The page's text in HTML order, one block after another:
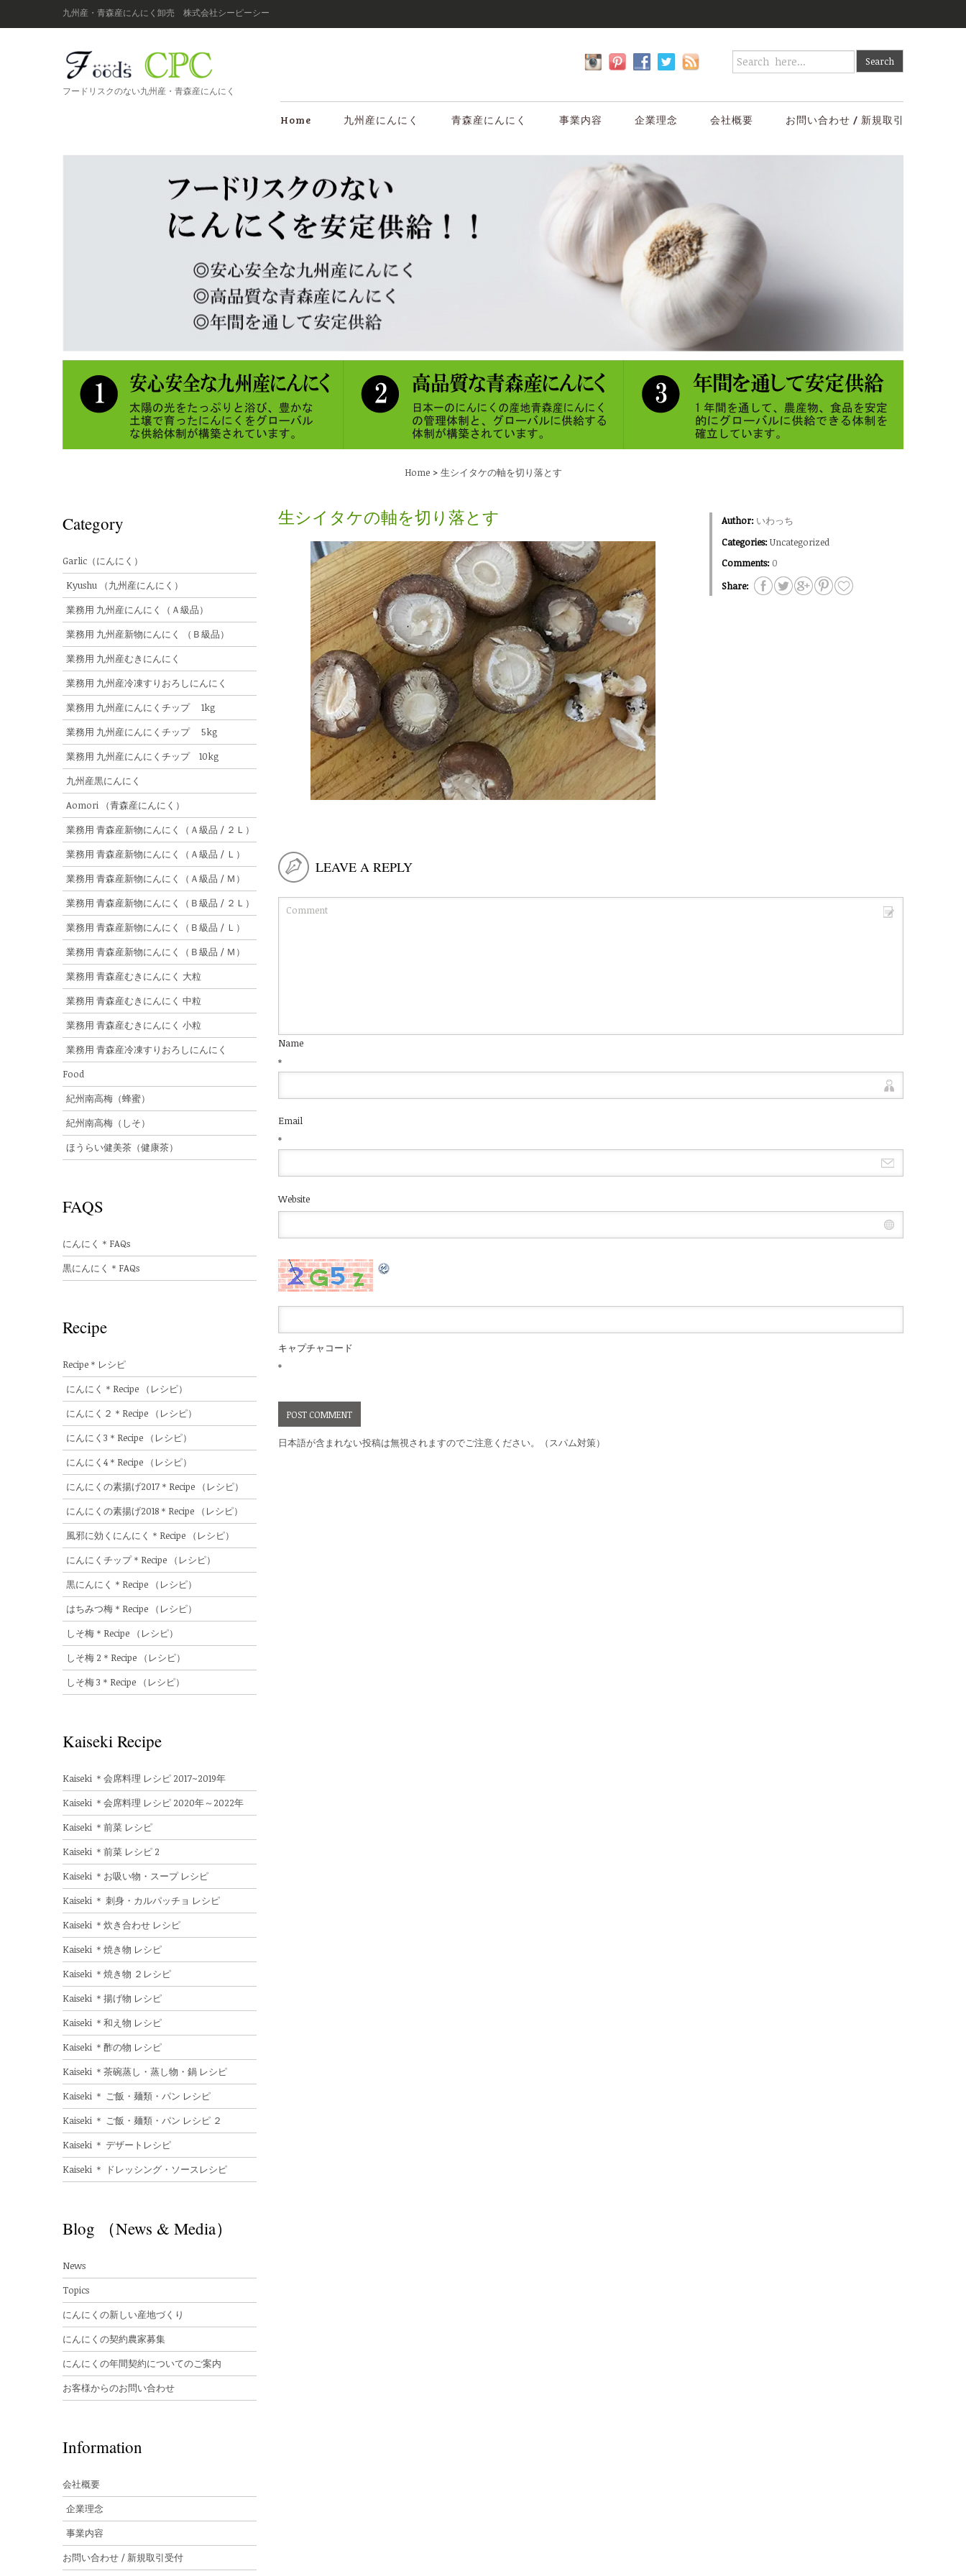
九州産・青森産にんにく卸売 株式会社シーピーシー
フードリスクのない九州産・青森産にんにく
Home 九州産にんにく 青森産にんにく 事業内容 企業理念 会社概要 お問い合わせ / 新規取引
Home> 生シイタケの軸を切り落とす
Author: いわっち
Categories:Uncategorized
Comments: 0
Share:
生シイタケの軸を切り落とす
LEAVE A REPLY
Name
*
Email
*
Website
キャプチャコード
*
日本語が含まれない投稿は無視されますのでご注意ください。（スパム対策）
Category
Garlic（にんにく）
Kyushu （九州産にんにく）
業務用 九州産にんにく（Ａ級品）
業務用 九州産新物にんにく （Ｂ級品）
業務用 九州産むきにんにく
業務用 九州産冷凍すりおろしにんにく
業務用 九州産にんにくチップ 1kg
業務用 九州産にんにくチップ 5kg
業務用 九州産にんにくチップ 10kg
九州産黒にんにく
Aomori （青森産にんにく）
業務用 青森産新物にんにく（Ａ級品 / ２Ｌ）
業務用 青森産新物にんにく（Ａ級品 / Ｌ）
業務用 青森産新物にんにく（Ａ級品 / Ｍ）
業務用 青森産新物にんにく（Ｂ級品 / ２Ｌ）
業務用 青森産新物にんにく（Ｂ級品 / Ｌ）
業務用 青森産新物にんにく（Ｂ級品 / Ｍ）
業務用 青森産むきにんにく 大粒
業務用 青森産むきにんにく 中粒
業務用 青森産むきにんにく 小粒
業務用 青森産冷凍すりおろしにんにく
Food
紀州南高梅（蜂蜜）
紀州南高梅（しそ）
ほうらい健美茶（健康茶）
FAQS
にんにく＊FAQs
黒にんにく＊FAQs
Recipe
Recipe＊レシピ
にんにく＊Recipe （レシピ）
にんにく２＊Recipe （レシピ）
にんにく3＊Recipe （レシピ）
にんにく4＊Recipe （レシピ）
にんにくの素揚げ2017＊Recipe （レシピ）
にんにくの素揚げ2018＊Recipe （レシピ）
風邪に効くにんにく＊Recipe （レシピ）
にんにくチップ＊Recipe （レシピ）
黒にんにく＊Recipe （レシピ）
はちみつ梅＊Recipe （レシピ）
しそ梅＊Recipe （レシピ）
しそ梅 2＊Recipe （レシピ）
しそ梅 3＊Recipe （レシピ）
Kaiseki Recipe
Kaiseki ＊会席料理 レシピ 2017~2019年
Kaiseki ＊会席料理 レシピ 2020年～2022年
Kaiseki ＊前菜 レシピ
Kaiseki ＊前菜 レシピ 2
Kaiseki ＊お吸い物・スープ レシピ
Kaiseki ＊ 刺身・カルパッチョ レシピ
Kaiseki ＊炊き合わせ レシピ
Kaiseki ＊焼き物 レシピ
Kaiseki ＊焼き物 ２レシピ
Kaiseki ＊揚げ物 レシピ
Kaiseki ＊和え物 レシピ
Kaiseki ＊酢の物 レシピ
Kaiseki ＊茶碗蒸し・蒸し物・鍋 レシピ
Kaiseki ＊ ご飯・麺類・パン レシピ
Kaiseki ＊ ご飯・麺類・パン レシピ ２
Kaiseki ＊ デザートレシピ
Kaiseki ＊ ドレッシング・ソースレシピ
Blog （News & Media）
News
Topics
にんにくの新しい産地づくり
にんにくの契約農家募集
にんにくの年間契約についてのご案内
お客様からのお問い合わせ
Information
会社概要
企業理念
事業内容
お問い合わせ / 新規取引受付